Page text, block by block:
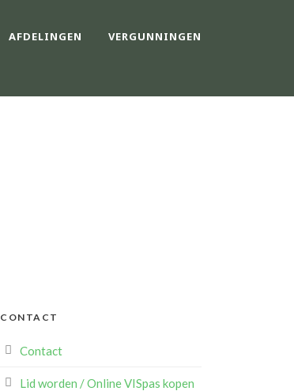
AFDELINGEN VERGUNNINGEN
CONTACT
Contact
Lid worden / Online VISpas kopen